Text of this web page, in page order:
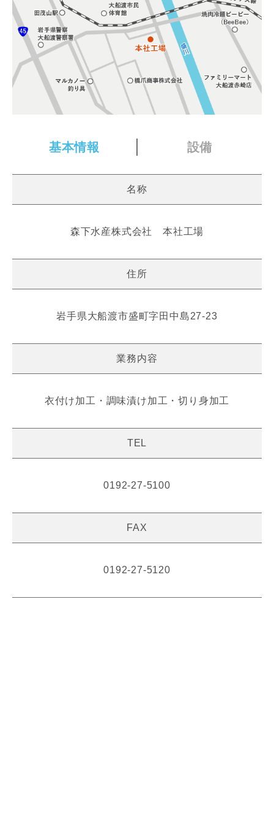
基本情報 設備
名称
森下水産株式会社 本社工場
住所
岩手県大船渡市盛町字田中島27-23
業務内容
衣付け加工・調味漬け加工・切り身加工
TEL
0192-27-5100
FAX
0192-27-5120